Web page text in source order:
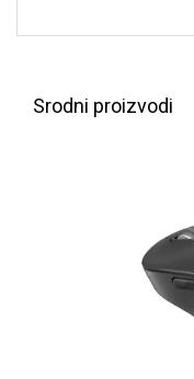
Srodni proizvodi